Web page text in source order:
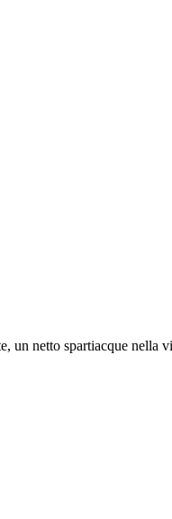
un netto spartiacque nella